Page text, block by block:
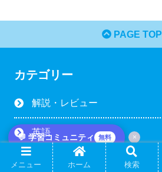
💬 学習コミュニティ 無料 ×
PAGE TOP
カテゴリー
解説・レビュー
英語
旅行・観光英語
メニュー ホーム 検索